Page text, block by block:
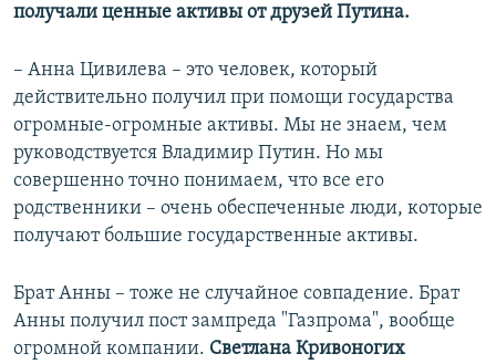
получали ценные активы от друзей Путина.
– Анна Цивилева – это человек, который
действительно получил при помощи государства
огромные-огромные активы. Мы не знаем, чем
руководствуется Владимир Путин. Но мы
совершенно точно понимаем, что все его
родственники – очень обеспеченные люди, которые
получают большие государственные активы.
Брат Анны – тоже не случайное совпадение. Брат
Анны получил пост зампреда "Газпрома", вообще
огромной компании. Светлана Кривоногих